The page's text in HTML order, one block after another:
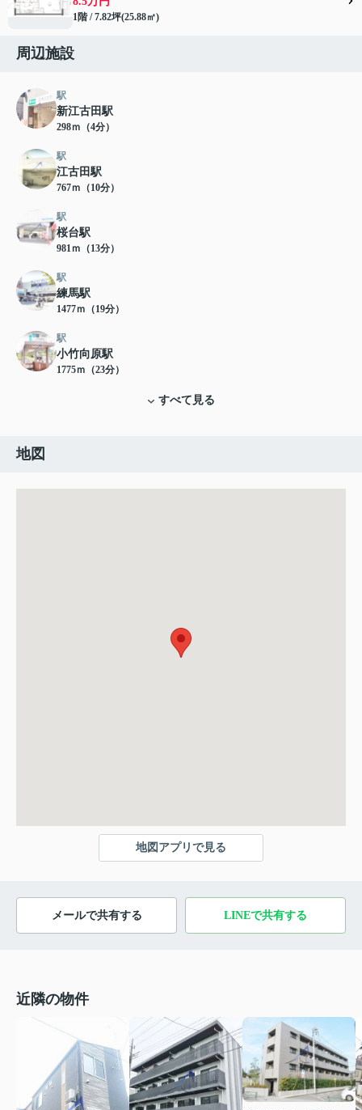
1階 / 7.82坪(25.88㎡)
周辺施設
駅
新江古田駅
298ｍ（4分）
駅
江古田駅
767ｍ（10分）
駅
桜台駅
981ｍ（13分）
駅
練馬駅
1477ｍ（19分）
駅
小竹向原駅
1775ｍ（23分）
すべて見る
地図
地図アプリで見る
メールで共有する LINEで共有する
近隣の物件